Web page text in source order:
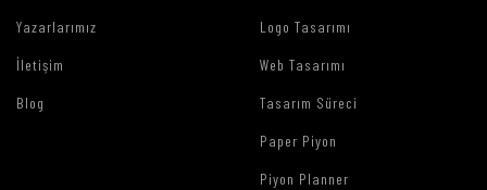
Yazarlarımız
İletişim
Blog
Logo Tasarımı
Web Tasarımı
Tasarım Süreci
Paper Piyon
Piyon Planner